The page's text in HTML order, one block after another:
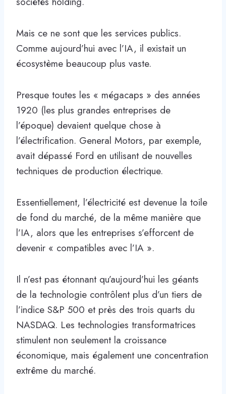
Mais ce ne sont que les services publics.
Comme aujourd’hui avec l’IA, il existait un
écosystème beaucoup plus vaste.
Presque toutes les « mégacaps » des années
1920 (les plus grandes entreprises de
l’époque) devaient quelque chose à
l’électrification. General Motors, par exemple,
avait dépassé Ford en utilisant de nouvelles
techniques de production électrique.
Essentiellement, l’électricité est devenue la toile
de fond du marché, de la même manière que
l’IA, alors que les entreprises s’efforcent de
devenir « compatibles avec l’IA ».
Il n’est pas étonnant qu’aujourd’hui les géants
de la technologie contrôlent plus d’un tiers de
l’indice S&P 500 et près des trois quarts du
NASDAQ. Les technologies transformatrices
stimulent non seulement la croissance
économique, mais également une concentration
extrême du marché.